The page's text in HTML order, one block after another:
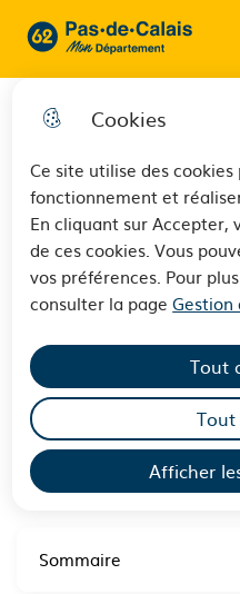
Cookies
Ce site utilise des
fonctionnement et
En cliquant sur Accepter,
de ces cookies. Vous
vos préférences. Pour
consulter la pageGestion
Afficher
Tout
62 - Pas-de-Calais Mon
La Mesure
Personnalisé
et gestion
sociales
Sommaire